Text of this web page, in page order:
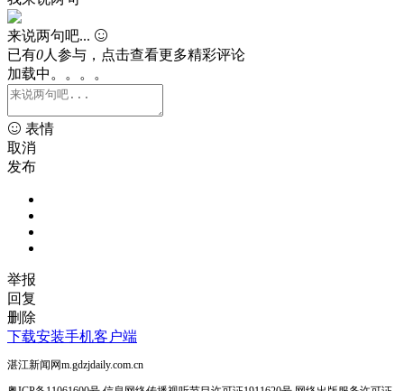
来说两句吧...
已有0人参与，点击查看更多精彩评论
加载中。。。。
表情
取消
发布
举报
回复
删除
下载安装手机客户端
湛江新闻网m.gdzjdaily.com.cn